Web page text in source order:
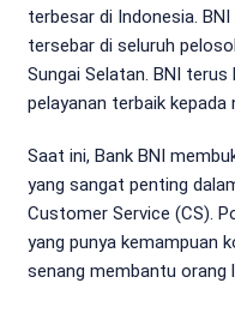
terbesar di Indonesia.
tersebar di seluruh
Sungai Selatan. BNI
pelayanan terbaik
Saat ini, Bank BNI
yang sangat penting
Customer Service (CS).
yang punya kemampuan
senang membantu orang